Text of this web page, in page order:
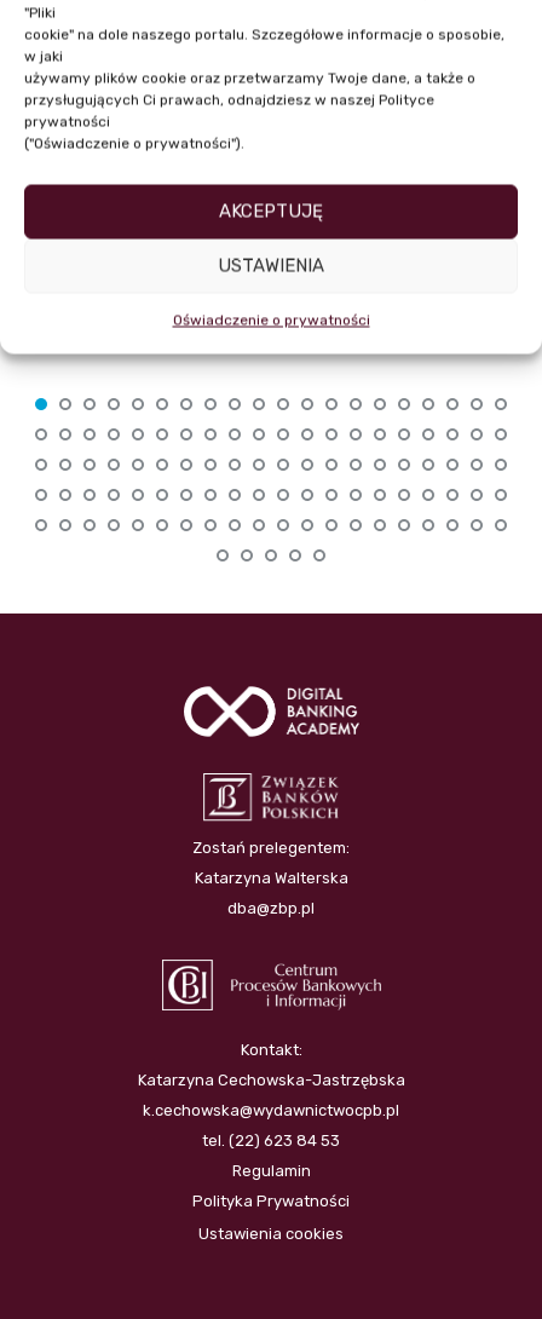
"Pliki
cookie" na dole naszego portalu. Szczegółowe informacje o sposobie,
w jaki
używamy plików cookie oraz przetwarzamy Twoje dane, a także o
przysługujących Ci prawach, odnajdziesz w naszej Polityce
prywatności
("Oświadczenie o prywatności").
AKCEPTUJĘ
USTAWIENIA
Oświadczenie o prywatności
Dr Konrad Stolarski
Zostań prelegentem:
Katarzyna Walterska
dba@zbp.pl
Kontakt:
Katarzyna Cechowska-Jastrzębska
k.cechowska@wydawnictwocpb.pl
tel. (22) 623 84 53
Regulamin
Polityka Prywatności
Ustawienia cookies